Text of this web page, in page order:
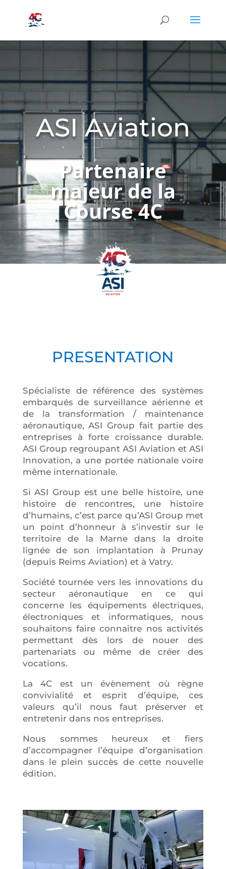
ASI Aviation
Partenaire
majeur de la
Course 4C
PRESENTATION
Spécialiste de référence des systèmes
embarqués de surveillance aérienne et
de la transformation / maintenance
aéronautique, ASI Group fait partie des
entreprises à forte croissance durable.
ASI Group regroupant ASI Aviation et ASI
Innovation, a une portée nationale voire
même internationale.
Si ASI Group est une belle histoire, une
histoire de rencontres, une histoire
d’humains, c’est parce qu’ASI Group met
un point d’honneur à s’investir sur le
territoire de la Marne dans la droite
lignée de son implantation à Prunay
(depuis Reims Aviation) et à Vatry.
Société tournée vers les innovations du
secteur aéronautique en ce qui
concerne les équipements électriques,
électroniques et informatiques, nous
souhaitons faire connaitre nos activités
permettant dès lors de nouer des
partenariats ou même de créer des
vocations.
La 4C est un évènement où règne
convivialité et esprit d’équipe, ces
valeurs qu’il nous faut préserver et
entretenir dans nos entreprises.
Nous sommes heureux et fiers
d’accompagner l’équipe d’organisation
dans le plein succès de cette nouvelle
édition.